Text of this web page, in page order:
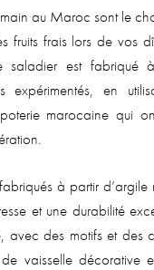
au Maroc sont le
fruits frais lors de vos
saladier est
expérimentés, en
marocaine qui
à partir
et une durabilité
avec des motifs et des
vaisselle décorative